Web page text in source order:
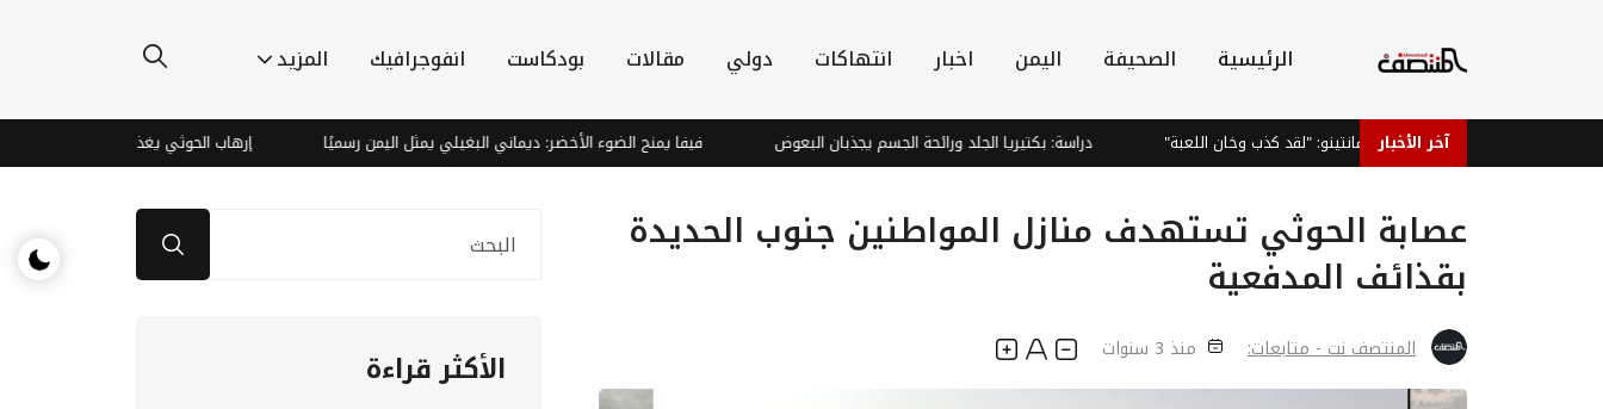
الرئيسية الصحيفة اليمن اخبار انتهاكات دولي مقالات بودكاست انفوجرافيك المزيد
آخر الأخبار
فيغو يطالب بإقالة إنفانتينو: "لقد كذب وخان اللعبة" دراسة: بكتيريا الجلد ورائحة الجسم يجذبان البعوض فيفا يمنح الضوء الأخضر: ديماني البغيلي يمثل اليمن رسميًا إرهاب الحوثي يغذي العنف الأسري ويحوّل
عصابة الحوثي تستهدف منازل المواطنين جنوب الحديدة
بقذائف المدفعية
المنتصف نت - متابعات: منذ 3 سنوات الأكثر قراءة